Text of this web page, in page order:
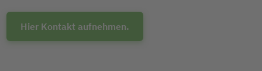
Hier Kontakt aufnehmen.